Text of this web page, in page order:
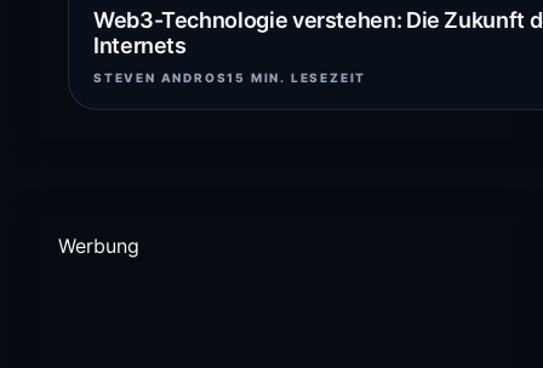
Web3-Technologie verstehen: Die Zukunft
Internets
STEVEN ANDROS15 MIN. LESEZEIT
Werbung